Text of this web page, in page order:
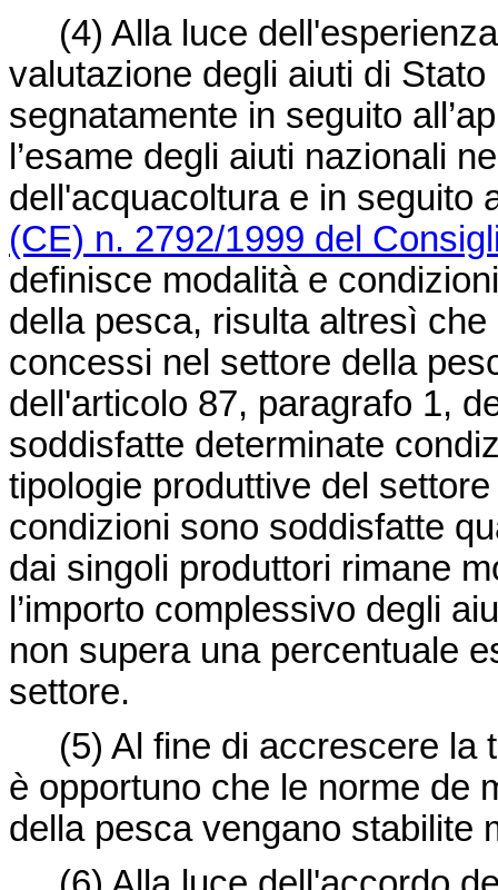
(4) Alla luce
valutazione degli aiuti di
segnatamente in seguito
l’esame degli aiuti nazionali
dell'acquacoltura e in seguito
(CE) n. 2792/1999 del
definisce modalità e
della pesca, risulta altresì
concessi nel settore della
dell'articolo 87, paragrafo 1,
soddisfatte determinate
tipologie produttive del
condizioni sono soddisfatte
dai singoli produttori rimane
l’importo complessivo degli
non supera una percentuale
settore.
(5) Al fine di accrescere la
è opportuno che le norme de
della pesca vengano stabilite